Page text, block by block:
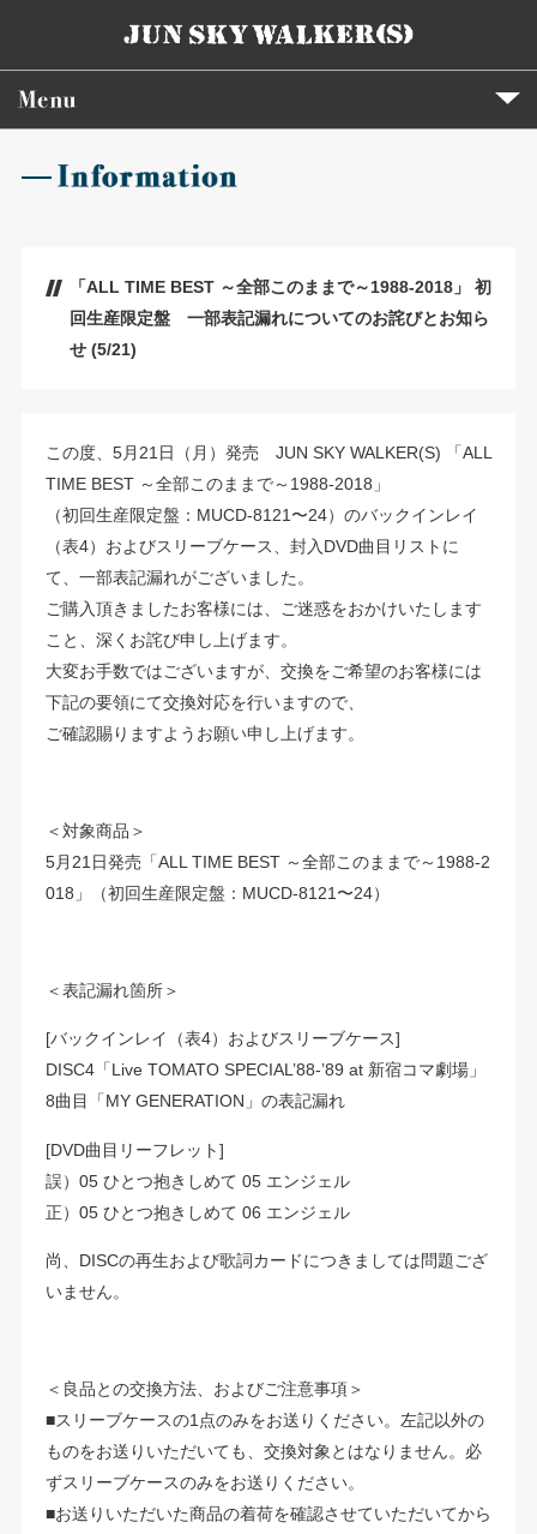
「ALL TIME BEST ～全部このままで～1988-2018」 初
回生産限定盤 一部表記漏れについてのお詫びとお知ら
せ (5/21)
この度、5月21日（月）発売 JUN SKY WALKER(S) 「ALL
TIME BEST ～全部このままで～1988-2018」
（初回生産限定盤：MUCD-8121〜24）のバックインレイ
（表4）およびスリーブケース、封入DVD曲目リストに
て、一部表記漏れがございました。
ご購入頂きましたお客様には、ご迷惑をおかけいたします
こと、深くお詫び申し上げます。
大変お手数ではございますが、交換をご希望のお客様には
下記の要領にて交換対応を行いますので、
ご確認賜りますようお願い申し上げます。
＜対象商品＞
5月21日発売「ALL TIME BEST ～全部このままで～1988-2
018」（初回生産限定盤：MUCD-8121〜24）
＜表記漏れ箇所＞
[バックインレイ（表4）およびスリーブケース]
DISC4「Live TOMATO SPECIAL’88-’89 at 新宿コマ劇場」
8曲目「MY GENERATION」の表記漏れ
[DVD曲目リーフレット]
誤）05 ひとつ抱きしめて 05 エンジェル
正）05 ひとつ抱きしめて 06 エンジェル
尚、DISCの再生および歌詞カードにつきましては問題ござ
いません。
＜良品との交換方法、およびご注意事項＞
■スリーブケースの1点のみをお送りください。左記以外の
ものをお送りいただいても、交換対象とはなりません。必
ずスリーブケースのみをお送りください。
■お送りいただいた商品の着荷を確認させていただいてから